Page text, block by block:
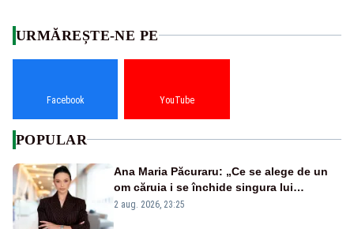
URMĂREȘTE-NE PE
Facebook YouTube
POPULAR
Ana Maria Păcuraru: „Ce se alege de un
om căruia i se închide singura lui
portiță?”
2 aug. 2026, 23:25